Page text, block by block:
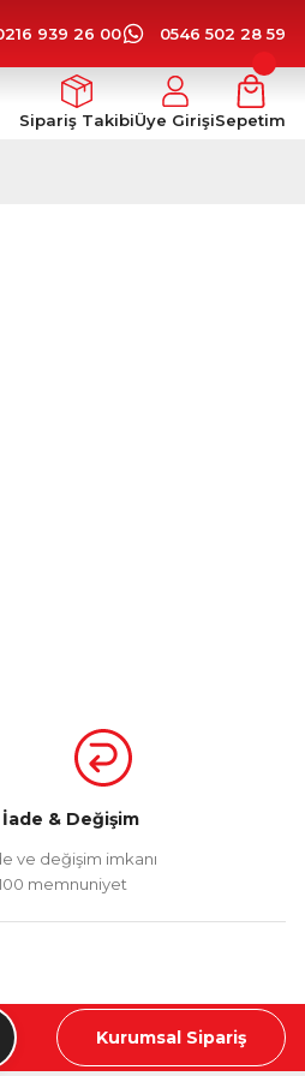
939 26 00 0546 502 28 59
Sipariş TakibiÜye GirişiSepetim
İade & Değişim
ve değişim imkanı
memnuniyet
Kurumsal Sipariş